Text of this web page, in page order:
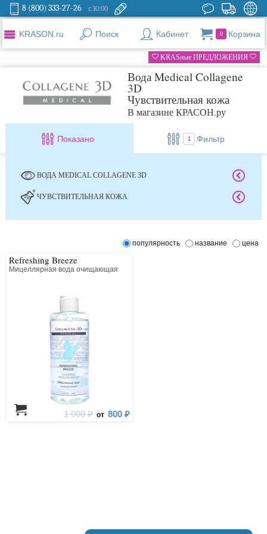
8 (800) 333-27-26 с 10:00
KRASON.ru Поиск Кабинет 0 Корзина
KRASные ПРЕДЛОЖЕНИЯ
Вода Medical Collagene
3D
Чувствительная кожа
В магазине КРАСОН.ру
Показано 1 Фильтр
ВОДА MEDICAL COLLAGENE 3D
ЧУВСТВИТЕЛЬНАЯ КОЖА
популярность название цена
Refreshing Breeze
Мицеллярная вода очищающая
1 000 ₽ от 800 ₽